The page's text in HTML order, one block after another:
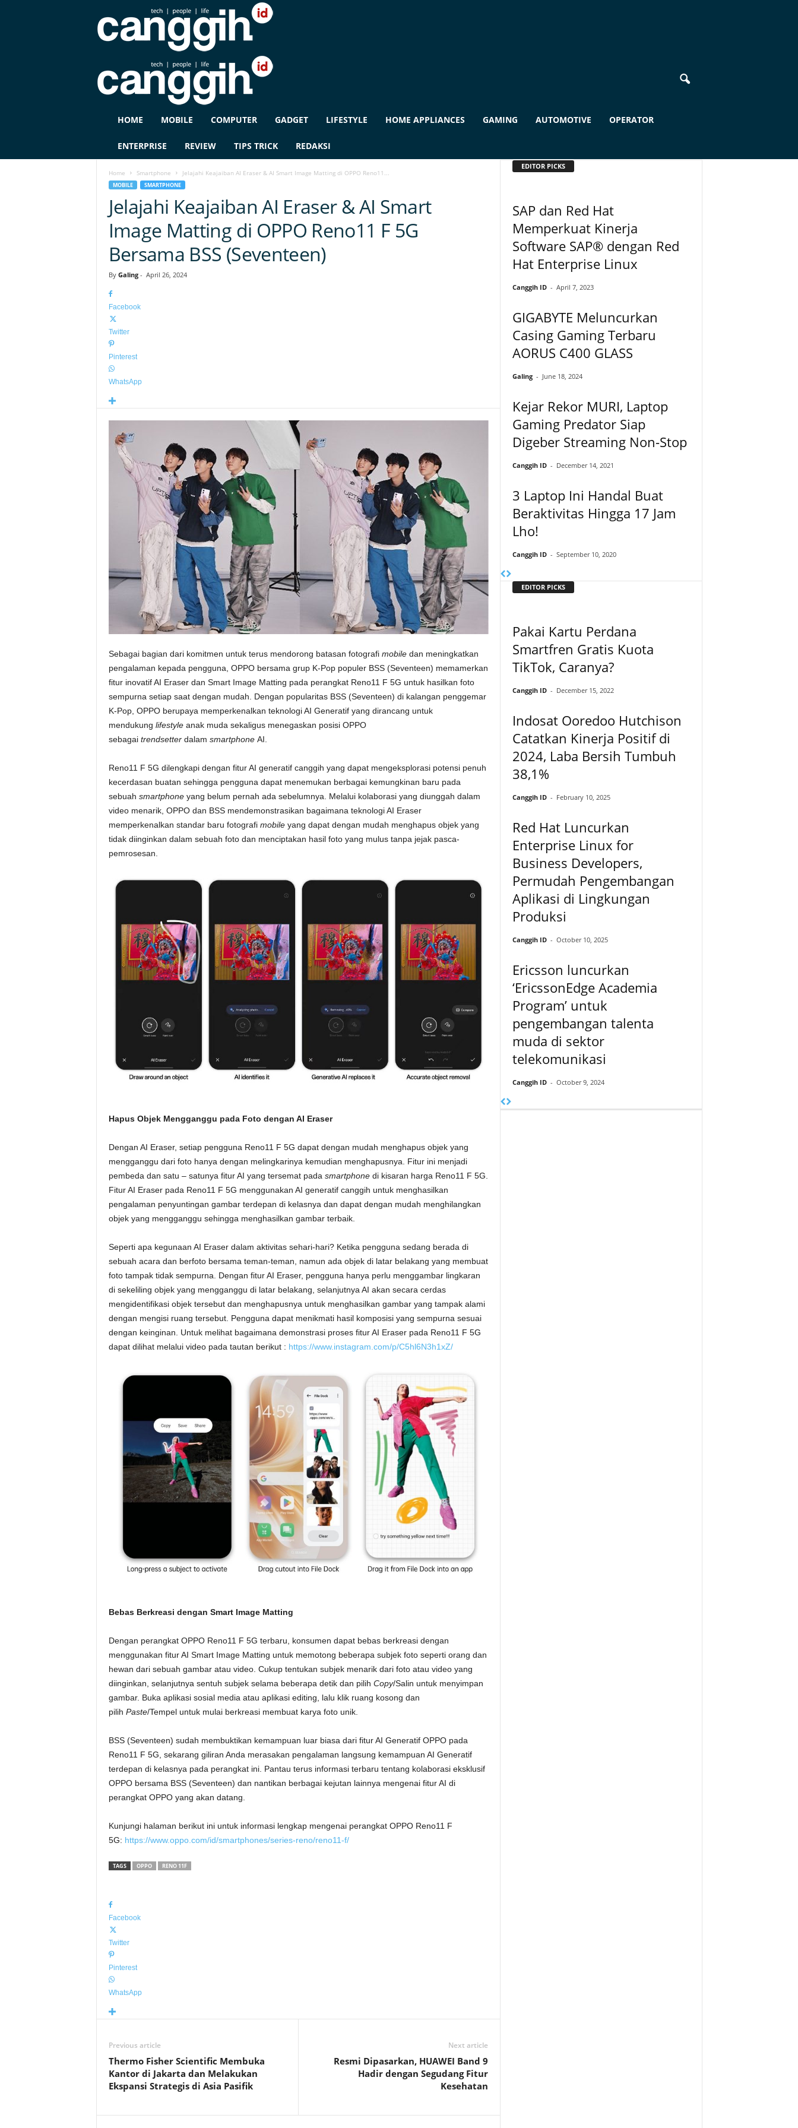
G
HOME MOBILE COMPUTER GADGET LIFESTYLE HOME APPLIANCES GAMING AUTOMOTIVE OPERATOR
ENTERPRISE REVIEW TIPS TRICK REDAKSI
Home Smartphone Jelajahi Keajaiban AI Eraser & AI Smart Image Matting di OPPO Reno11...
MOBILE SMARTPHONE
Jelajahi Keajaiban AI Eraser & AI Smart
Image Matting di OPPO Reno11 F 5G
Bersama BSS (Seventeen)
By Galing- April 26, 2024
Facebook
Twitter
Pinterest
WhatsApp
Sebagai bagian dari komitmen untuk terus mendorong batasan fotografi mobile dan meningkatkan
pengalaman kepada pengguna, OPPO bersama grup K-Pop populer BSS (Seventeen) memamerkan
fitur inovatif AI Eraser dan Smart Image Matting pada perangkat Reno11 F 5G untuk hasilkan foto
sempurna setiap saat dengan mudah. Dengan popularitas BSS (Seventeen) di kalangan penggemar
K-Pop, OPPO berupaya memperkenalkan teknologi AI Generatif yang dirancang untuk
mendukung lifestyle anak muda sekaligus menegaskan posisi OPPO
sebagai trendsetter dalam smartphone AI.
Reno11 F 5G dilengkapi dengan fitur AI generatif canggih yang dapat mengeksplorasi potensi penuh
kecerdasan buatan sehingga pengguna dapat menemukan berbagai kemungkinan baru pada
sebuah smartphoneyang belum pernah ada sebelumnya. Melalui kolaborasi yang diunggah dalam
video menarik, OPPO dan BSS mendemonstrasikan bagaimana teknologi AI Eraser
memperkenalkan standar baru fotografi mobile yang dapat dengan mudah menghapus objek yang
tidak diinginkan dalam sebuah foto dan menciptakan hasil foto yang mulus tanpa jejak pasca-
pemrosesan.
Hapus Objek Mengganggu pada Foto dengan AI Eraser
Dengan AI Eraser, setiap pengguna Reno11 F 5G dapat dengan mudah menghapus objek yang
mengganggu dari foto hanya dengan melingkarinya kemudian menghapusnya. Fitur ini menjadi
pembeda dan satu – satunya fitur AI yang tersemat pada smartphone di kisaran harga Reno11 F 5G.
Fitur AI Eraser pada Reno11 F 5G menggunakan AI generatif canggih untuk menghasilkan
pengalaman penyuntingan gambar terdepan di kelasnya dan dapat dengan mudah menghilangkan
objek yang mengganggu sehingga menghasilkan gambar terbaik.
Seperti apa kegunaan AI Eraser dalam aktivitas sehari-hari? Ketika pengguna sedang berada di
sebuah acara dan berfoto bersama teman-teman, namun ada objek di latar belakang yang membuat
foto tampak tidak sempurna. Dengan fitur AI Eraser, pengguna hanya perlu menggambar lingkaran
di sekeliling objek yang mengganggu di latar belakang, selanjutnya AI akan secara cerdas
mengidentifikasi objek tersebut dan menghapusnya untuk menghasilkan gambar yang tampak alami
dengan mengisi ruang tersebut. Pengguna dapat menikmati hasil komposisi yang sempurna sesuai
dengan keinginan. Untuk melihat bagaimana demonstrasi proses fitur AI Eraser pada Reno11 F 5G
dapat dilihat melalui video pada tautan berikut : https://www.instagram.com/p/C5hl6N3h1xZ/
Bebas Berkreasi dengan Smart Image Matting
Dengan perangkat OPPO Reno11 F 5G terbaru, konsumen dapat bebas berkreasi dengan
menggunakan fitur AI Smart Image Matting untuk memotong beberapa subjek foto seperti orang dan
hewan dari sebuah gambar atau video. Cukup tentukan subjek menarik dari foto atau video yang
diinginkan, selanjutnya sentuh subjek selama beberapa detik dan pilih Copy/Salin untuk menyimpan
gambar. Buka aplikasi sosial media atau aplikasi editing, lalu klik ruang kosong dan
pilih Paste/Tempel untuk mulai berkreasi membuat karya foto unik.
BSS (Seventeen) sudah membuktikan kemampuan luar biasa dari fitur AI Generatif OPPO pada
Reno11 F 5G, sekarang giliran Anda merasakan pengalaman langsung kemampuan AI Generatif
terdepan di kelasnya pada perangkat ini. Pantau terus informasi terbaru tentang kolaborasi eksklusif
OPPO bersama BSS (Seventeen) dan nantikan berbagai kejutan lainnya mengenai fitur AI di
perangkat OPPO yang akan datang.
Kunjungi halaman berikut ini untuk informasi lengkap mengenai perangkat OPPO Reno11 F
5G: https://www.oppo.com/id/smartphones/series-reno/reno11-f/
TAGS OPPO RENO 11F
Facebook
Twitter
Pinterest
WhatsApp
Previous article
Thermo Fisher Scientific Membuka
Kantor di Jakarta dan Melakukan
Ekspansi Strategis di Asia Pasifik
Next article
Resmi Dipasarkan, HUAWEI Band 9
Hadir dengan Segudang Fitur
Kesehatan
EDITOR PICKS
SAP dan Red Hat
Memperkuat Kinerja
Software SAP® dengan Red
Hat Enterprise Linux
Canggih ID - April 7, 2023
GIGABYTE Meluncurkan
Casing Gaming Terbaru
AORUS C400 GLASS
Galing - June 18, 2024
Kejar Rekor MURI, Laptop
Gaming Predator Siap
Digeber Streaming Non-Stop
Canggih ID - December 14, 2021
3 Laptop Ini Handal Buat
Beraktivitas Hingga 17 Jam
Lho!
Canggih ID - September 10, 2020
EDITOR PICKS
Pakai Kartu Perdana
Smartfren Gratis Kuota
TikTok, Caranya?
Canggih ID - December 15, 2022
Indosat Ooredoo Hutchison
Catatkan Kinerja Positif di
2024, Laba Bersih Tumbuh
38,1%
Canggih ID - February 10, 2025
Red Hat Luncurkan
Enterprise Linux for
Business Developers,
Permudah Pengembangan
Aplikasi di Lingkungan
Produksi
Canggih ID - October 10, 2025
Ericsson luncurkan
‘EricssonEdge Academia
Program’ untuk
pengembangan talenta
muda di sektor
telekomunikasi
Canggih ID - October 9, 2024